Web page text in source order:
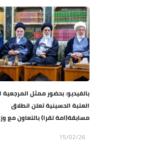
بالفيديو: بحضور ممثل المرجعية
العتبة الحسينية تعلن انطلاق
مسابقة(امة تقرا) بالتعاون مع
15/02/26